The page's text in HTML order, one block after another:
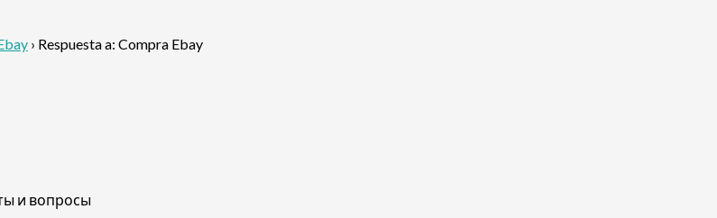
› Respuesta a: Compra Ebay
и вопросы